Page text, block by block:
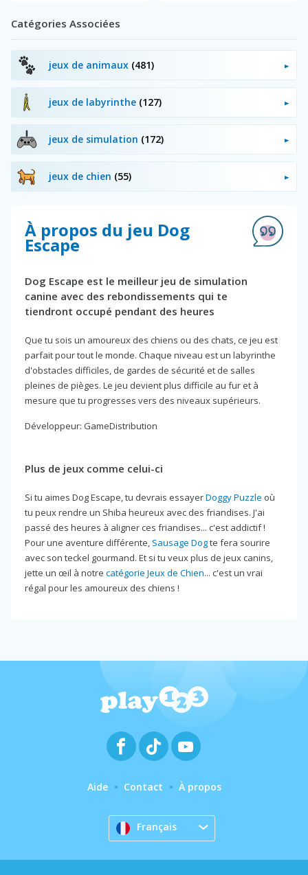
Catégories Associées
jeux de animaux (481)
jeux de labyrinthe (127)
jeux de simulation (172)
jeux de chien (55)
À propos du jeu Dog
Escape
Dog Escape est le meilleur jeu de simulation
canine avec des rebondissements qui te
tiendront occupé pendant des heures
Que tu sois un amoureux des chiens ou des chats, ce jeu est
parfait pour tout le monde. Chaque niveau est un labyrinthe
d'obstacles difficiles, de gardes de sécurité et de salles
pleines de pièges. Le jeu devient plus difficile au fur et à
mesure que tu progresses vers des niveaux supérieurs.
Développeur: GameDistribution
Plus de jeux comme celui-ci
Si tu aimes Dog Escape, tu devrais essayerDoggy Puzzle où
tu peux rendre un Shiba heureux avec des friandises. J'ai
passé des heures à aligner ces friandises... c'est addictif !
Pour une aventure différente, Sausage Dogte fera sourire
avec son teckel gourmand. Et si tu veux plus de jeux canins,
jette un œil à notre catégorie Jeux de Chien... c'est un vrai
régal pour les amoureux des chiens !
Aide Contact À propos
Français